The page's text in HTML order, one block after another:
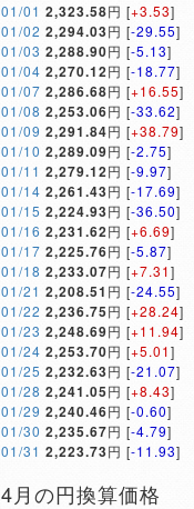
01/01 2,323.58円 [+3.53]
01/02 2,294.03円 [-29.55]
01/03 2,288.90円 [-5.13]
01/04 2,270.12円 [-18.77]
01/07 2,286.68円 [+16.55]
01/08 2,253.06円 [-33.62]
01/09 2,291.84円 [+38.79]
01/10 2,289.09円 [-2.75]
01/11 2,279.12円 [-9.97]
01/14 2,261.43円 [-17.69]
01/15 2,224.93円 [-36.50]
01/16 2,231.62円 [+6.69]
01/17 2,225.76円 [-5.87]
01/18 2,233.07円 [+7.31]
01/21 2,208.51 円 [-24.55]
01/22 2,236.75円 [+28.24]
01/23 2,248.69円 [+11.94]
01/24 2,253.70円 [+5.01]
01/25 2,232.63円 [-21.07]
01/28 2,241.05円 [+8.43]
01/29 2,240.46円 [-0.60]
01/30 2,235.67円 [-4.79]
01/31 2,223.73円 [-11.93]
4月の円換算価格